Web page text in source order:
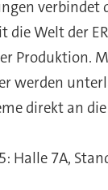
verbindet
die Welt der
Produktion.
werden
direkt an
Halle 7A,